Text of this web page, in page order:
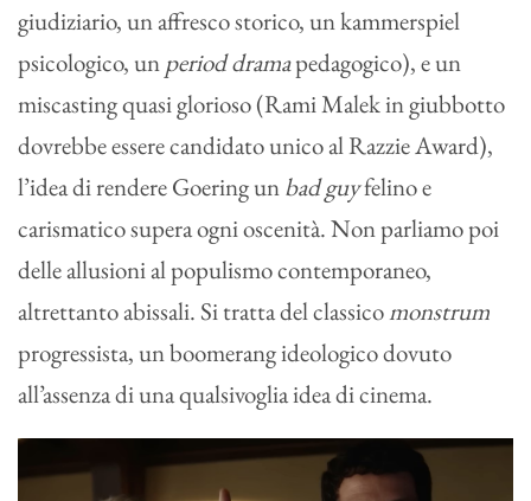
giudiziario, un affresco storico, un kammerspiel
psicologico, un period dramapedagogico), e un
miscasting quasi glorioso (Rami Malek in giubbotto
dovrebbe essere candidato unico al Razzie Award),
l’idea di rendere Goering unbad guyfelino e
carismatico supera ogni oscenità. Non parliamo poi
delle allusioni al populismo contemporaneo,
altrettanto abissali. Si tratta del classicomonstrum
progressista, un boomerang ideologico dovuto
all’assenza di una qualsivoglia idea di cinema.